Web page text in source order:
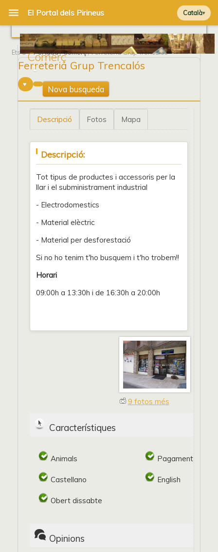
Català
Comerç
Ets a Portada/Comerç/ Ferreteria Grup Trencalós
Ferreteria Grup Trencalós
1
Nova busqueda
Descripció Fotos Mapa
Descripció:
Tot tipus de productes i accessoris per la
llar i el subministrament industrial
- Electrodomestics
- Material elèctric
- Material per desforestació
Si no ho tenim t'ho busquem i t'ho trobem!!
Horari
09:00h a 13:30h i de 16:30h a 20:00h
9 fotos més
Característiques
Animals Pagament
Castellano English
Obert dissabte
Opinions